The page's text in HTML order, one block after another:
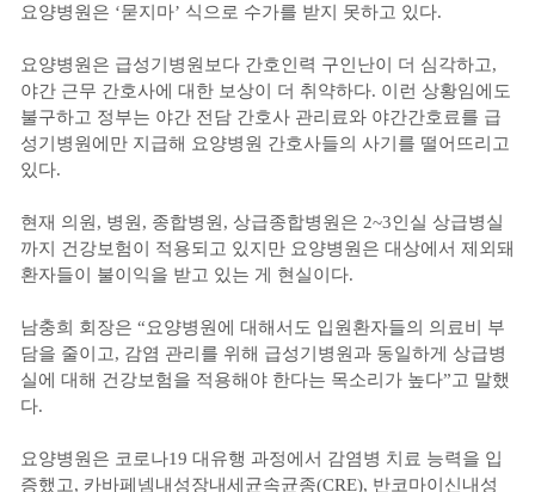
요양병원은 ‘묻지마’ 식으로 수가를 받지 못하고 있다.
요양병원은 급성기병원보다 간호인력 구인난이 더 심각하고,
야간 근무 간호사에 대한 보상이 더 취약하다. 이런 상황임에도
불구하고 정부는 야간 전담 간호사 관리료와 야간간호료를 급
성기병원에만 지급해 요양병원 간호사들의 사기를 떨어뜨리고
있다.
현재 의원, 병원, 종합병원, 상급종합병원은 2~3인실 상급병실
까지 건강보험이 적용되고 있지만 요양병원은 대상에서 제외돼
환자들이 불이익을 받고 있는 게 현실이다.
남충희 회장은 “요양병원에 대해서도 입원환자들의 의료비 부
담을 줄이고, 감염 관리를 위해 급성기병원과 동일하게 상급병
실에 대해 건강보험을 적용해야 한다는 목소리가 높다”고 말했
다.
요양병원은 코로나19 대유행 과정에서 감염병 치료 능력을 입
증했고, 카바페넴내성장내세균속균종(CRE), 반코마이신내성